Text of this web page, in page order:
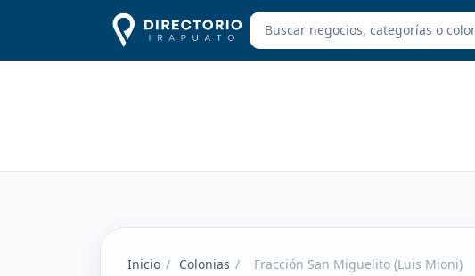
Inicio / Colonias / Fracción San Miguelito (Luis Mioni)